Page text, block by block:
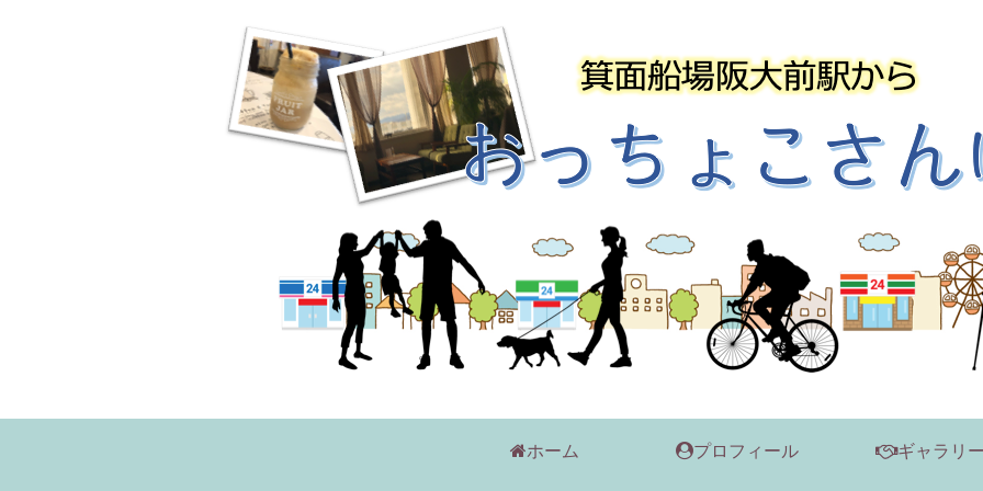
ホーム プロフィール ギャラリ